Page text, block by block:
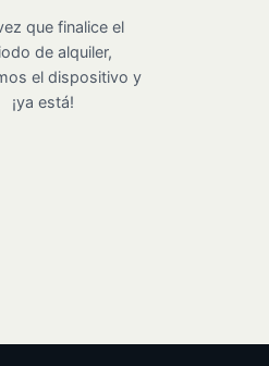
que finalice el
de alquiler,
el dispositivo y
¡ya está!